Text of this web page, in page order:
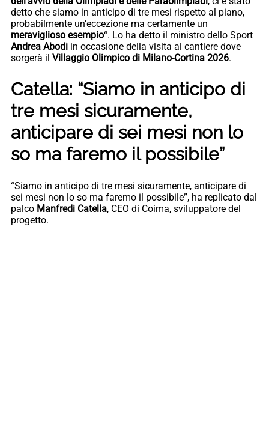
detto che siamo in anticipo di tre mesi rispetto al piano,
probabilmente un’eccezione ma certamente un
meraviglioso esempio“. Lo ha detto il ministro dello Sport
Andrea Abodi in occasione della visita al cantiere dove
sorgerà il Villaggio Olimpico di Milano-Cortina 2026.
Catella: “Siamo in anticipo di
tre mesi sicuramente,
anticipare di sei mesi non lo
so ma faremo il possibile”
“Siamo in anticipo di tre mesi sicuramente, anticipare di
sei mesi non lo so ma faremo il possibile”, ha replicato dal
palco Manfredi Catella, CEO di Coima, sviluppatore del
progetto.